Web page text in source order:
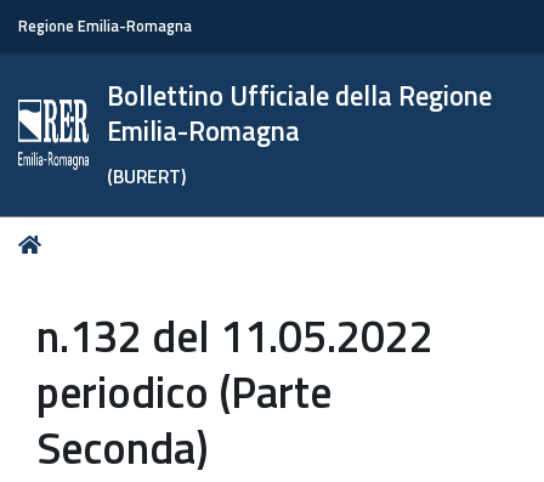
Regione Emilia-Romagna
Bollettino Ufficiale della Regione
Emilia-Romagna
(BURERT)
Tu
n.132 del 11.05.2022
periodico (Parte
Seconda)